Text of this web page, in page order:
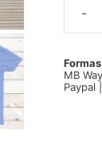
-
de
T-
shirt
MB
Paypal